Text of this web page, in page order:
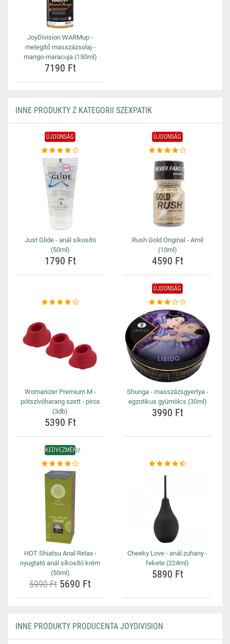
JoyDivision WARMup -
melegítő masszázsolaj -
mango-maracuja (150ml)
7190 Ft
INNE PRODUKTY Z KATEGORII SZEXPATIK
ÚJDONSÁG
Just Glide - anál síkosító
(50ml)
1790 Ft
ÚJDONSÁG
Rush Gold Original - Amil
(10ml)
4590 Ft
Womanizer Premium M -
pótszívóharang szett - piros
(3db)
5390 Ft
ÚJDONSÁG
Shunga - masszázsgyertya -
egzotikus gyümölcs (30ml)
3990 Ft
KEDVEZMÉNY
HOT Shiatsu Anal Relax -
nyugtató anál síkosító krém
(50ml)
5990 Ft 5690 Ft
Cheeky Love - anál zuhany -
fekete (224ml)
5890 Ft
INNE PRODUKTY PRODUCENTA JOYDIVISION